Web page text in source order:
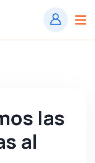
las
al